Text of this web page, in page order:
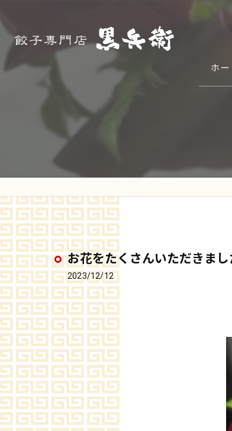
ホー
お花をたくさんいただきまし
2023/12/12